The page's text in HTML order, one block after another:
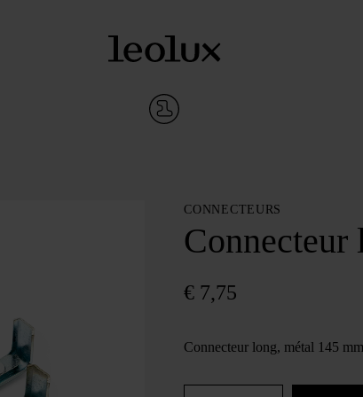
CONNECTEURS
Connecteur
€ 7,75
Connecteur long, métal 145 mm